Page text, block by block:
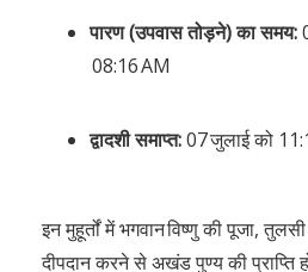
पारण (उपवास तोड़ने) का समय:
08:16 AM
द्वादशी समाप्त:07 जुलाई को
इन मुहूर्तों में भगवान विष्णु की पूजा,
दीपदान करने से अखंड पुण्य की प्राप्ति